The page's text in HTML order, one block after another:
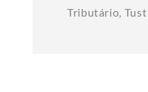
Tributário Tust